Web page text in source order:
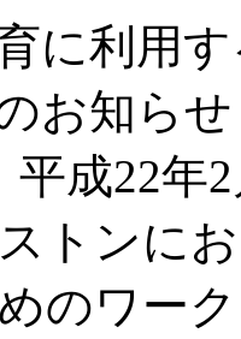
に利用
お知ら
平成22
トンに
のワー